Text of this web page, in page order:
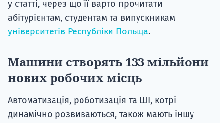
у статті, через що її варто прочитати
абітурієнтам, студентам та випускникам
університетів Республіки Польща.
Машини створять 133 мільйони
нових робочих місць
Автоматизація, роботизація та ШІ, котрі
динамічно розвиваються, також мають іншу